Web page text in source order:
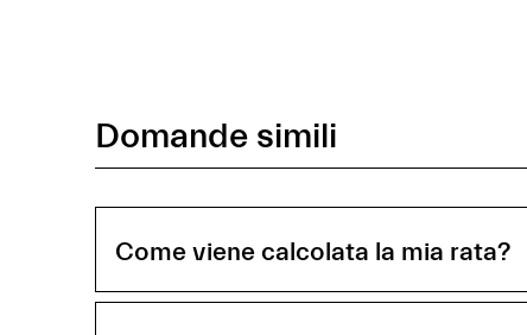
Domande simili
Come viene calcolata la mia rata?